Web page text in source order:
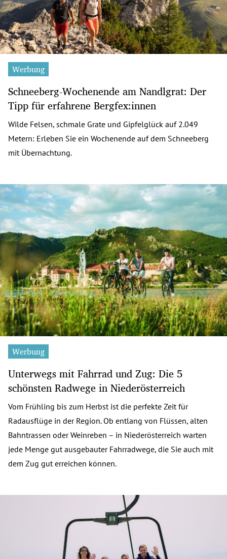
Werbung
Schneeberg-Wochenende am Nandlgrat: Der
Tipp für erfahrene Bergfex:innen
Wilde Felsen, schmale Grate und Gipfelglück auf 2.049
Metern: Erleben Sie ein Wochenende auf dem Schneeberg
mit Übernachtung.
Werbung
Unterwegs mit Fahrrad und Zug: Die 5
schönsten Radwege in Niederösterreich
Vom Frühling bis zum Herbst ist die perfekte Zeit für
Radausflüge in der Region. Ob entlang von Flüssen, alten
Bahntrassen oder Weinreben – in Niederösterreich warten
jede Menge gut ausgebauter Fahrradwege, die Sie auch mit
dem Zug gut erreichen können.